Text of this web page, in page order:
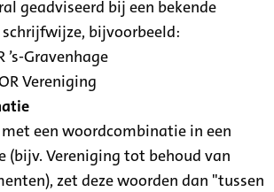
geadviseerd bij een bekende
bijvoorbeeld:
’s-Gravenhage
Vereniging
een woordcombinatie in een
(bijv. Vereniging tot behoud van
zet deze woorden dan "tussen